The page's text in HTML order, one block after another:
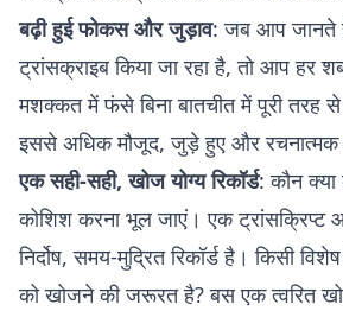
बढ़ी हुई फोकस और जुड़ाव: जब आप जानते
ट्रांसक्राइब किया जा रहा है, तो आप हर
मशक्कत में फंसे बिना बातचीत में पूरी तरह
इससे अधिक मौजूद, जुड़े हुए और रचनात्मक
एक सही-सही, खोज योग्य रिकॉर्ड: कौन
कोशिश करना भूल जाएं। एक ट्रांसक्रिप्ट
निर्दोष, समय-मुद्रित रिकॉर्ड है। किसी
को खोजने की जरूरत है? बस एक त्वरित